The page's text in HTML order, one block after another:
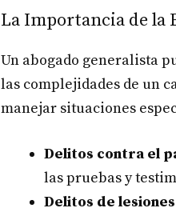
La Importancia de la
Un abogado generalista
las complejidades de un
manejar situaciones
Delitos contra el
las pruebas y
Delitos de